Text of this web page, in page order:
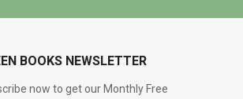
BOOKS NEWSLETTER
now to get our Monthly Free